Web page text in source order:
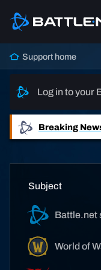
Support home
Log in to your
Breaking
Subject
Battle.net
World of